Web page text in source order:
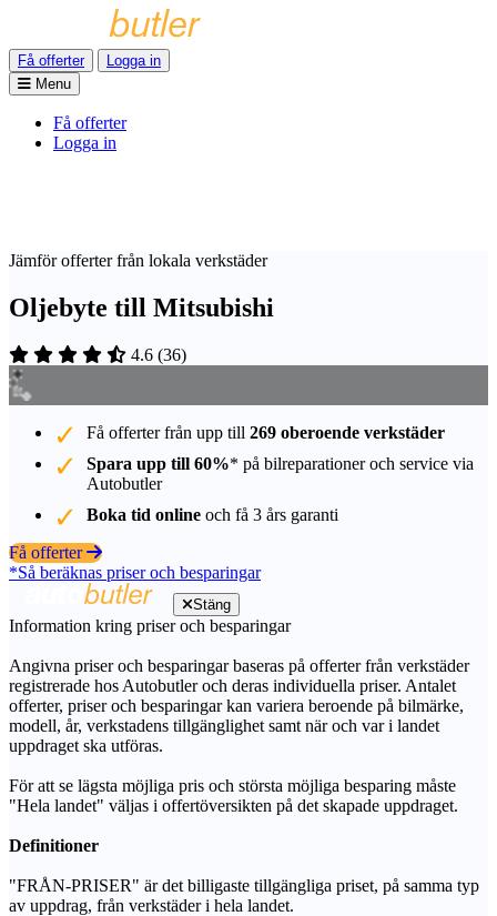
Få offerter
Logga in
Menu
Få offerter
Logga in
Jämför offerter från lokala verkstäder
Oljebyte till Mitsubishi
4.6 (36)
Få offerter från upp till 269 oberoende verkstäder
Spara upp till 60%* på bilreparationer och service via
Autobutler
Boka tid online och få 3 års garanti
Få offerter
*Så beräknas priser och besparingar
Stäng
Information kring priser och besparingar
Angivna priser och besparingar baseras på offerter från verkstäder
registrerade hos Autobutler och deras individuella priser. Antalet
offerter, priser och besparingar kan variera beroende på bilmärke,
modell, år, verkstadens tillgänglighet samt när och var i landet
uppdraget ska utföras.
För att se lägsta möjliga pris och största möjliga besparing måste
"Hela landet" väljas i offertöversikten på det skapade uppdraget.
Definitioner
"FRÅN-PRISER" är det billigaste tillgängliga priset, på samma typ
av uppdrag, från verkstäder i hela landet.